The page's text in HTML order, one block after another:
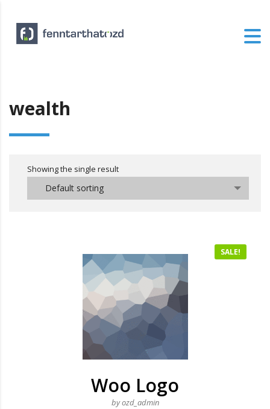
wealth
Showing the single result
Default sorting
SALE!
Woo Logo
by ozd_admin